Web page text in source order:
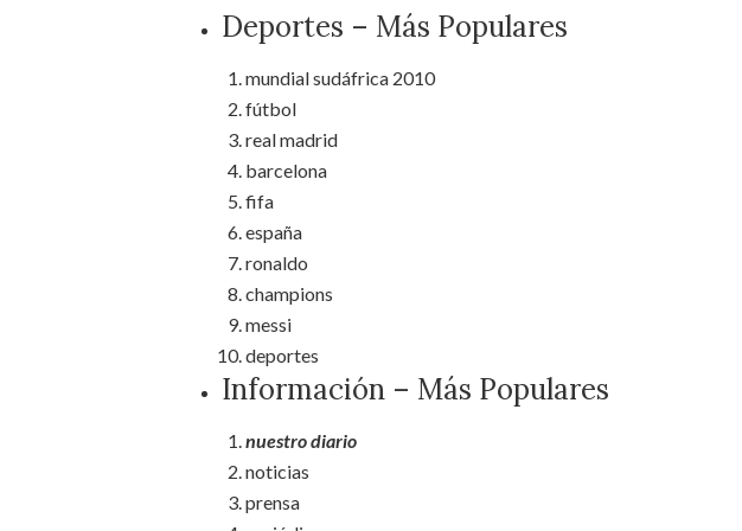
Deportes – Más Populares
mundial sudáfrica 2010
fútbol
real madrid
barcelona
fifa
españa
ronaldo
champions
messi
deportes
Información – Más Populares
nuestro diario
noticias
prensa